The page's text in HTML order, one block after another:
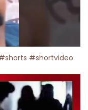
#shortvideo